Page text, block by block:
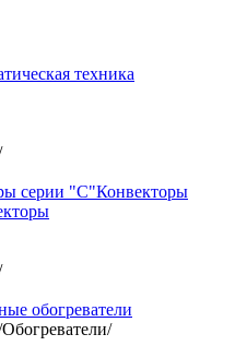
серии "С"Конвекторы
обогреватели
Обогреватели/